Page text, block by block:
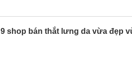
9 shop bán thắt lưng da vừa đẹp